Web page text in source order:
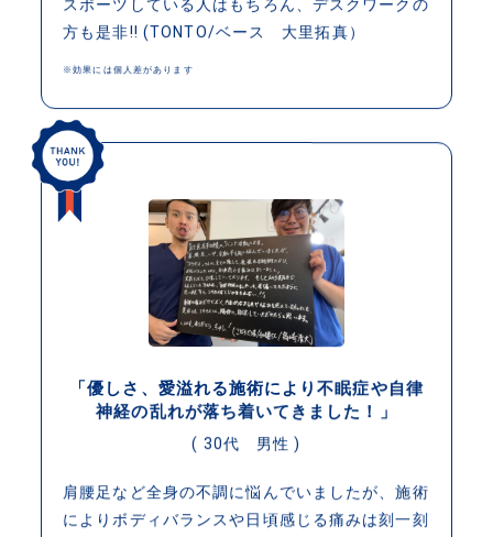
スポーツしている人はもちろん、デスクワークの
方も是非!! (TONTO/ベース 大里拓真）
※効果には個人差があります
「優しさ、愛溢れる施術により不眠症や自律
神経の乱れが落ち着いてきました！」
( 30代 男性 )
肩腰足など全身の不調に悩んでいましたが、施術
によりボディバランスや日頃感じる痛みは刻一刻